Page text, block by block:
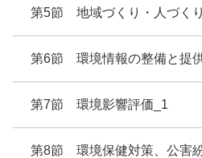
第5節 地域づくり・人づく
第6節 環境情報の整備と提
第7節 環境影響評価_1
第8節 環境保健対策、公害